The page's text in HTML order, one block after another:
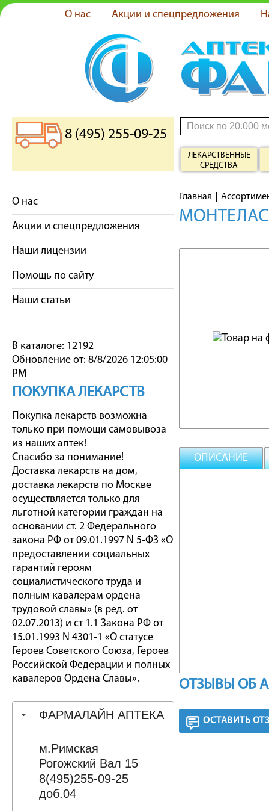
О нас Акции и спецпредложения
8 (495) 255-09-25
ЛЕКАРСТВЕННЫЕ
СРЕДСТВА
О нас
Акции и спецпредложения
Наши лицензии
Помощь по сайту
Наши статьи
В каталоге: 12192
Обновление от: 8/8/2026 12:05:00
PM
ПОКУПКА ЛЕКАРСТВ
Покупка лекарств возможна
только при помощи самовывоза
из наших аптек!
Спасибо за понимание!
Доставка лекарств на дом,
доставка лекарств по Москве
осуществляется только для
льготной категории граждан на
основании ст. 2 Федерального
закона РФ от 09.01.1997 N 5-ФЗ «О
предоставлении социальных
гарантий героям
социалистического труда и
полным кавалерам ордена
трудовой славы» (в ред. от
02.07.2013) и ст 1.1 Закона РФ от
15.01.1993 N 4301-1 «О статусе
Героев Советского Союза, Героев
Российской Федерации и полных
кавалеров Ордена Славы».
ФАРМАЛАЙН АПТЕКА
м.Римская
Рогожский Вал 15
8(495)255-09-25
доб.04
Главная
ОПИСАНИЕ
ОТЗЫВЫ ОБ
ОСТАВИТЬ